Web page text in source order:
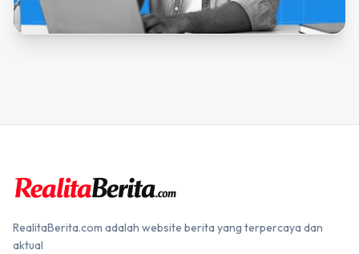
RealitaBerita.com adalah website berita yang terpercaya dan
aktual